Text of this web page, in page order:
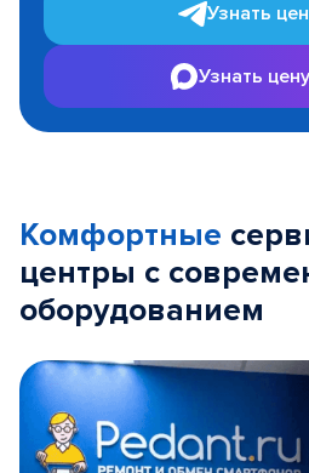
Узнать
Узнать
Комфортные
центры с
оборудованием